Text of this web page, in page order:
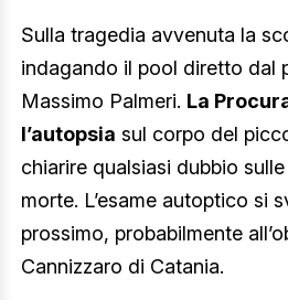
Sulla tragedia avvenuta la
indagando il pool diretto dal
Massimo Palmeri. La
l’autopsia sul corpo del
chiarire qualsiasi dubbio
morte. L’esame autoptico si
prossimo, probabilmente
Cannizzaro di Catania.